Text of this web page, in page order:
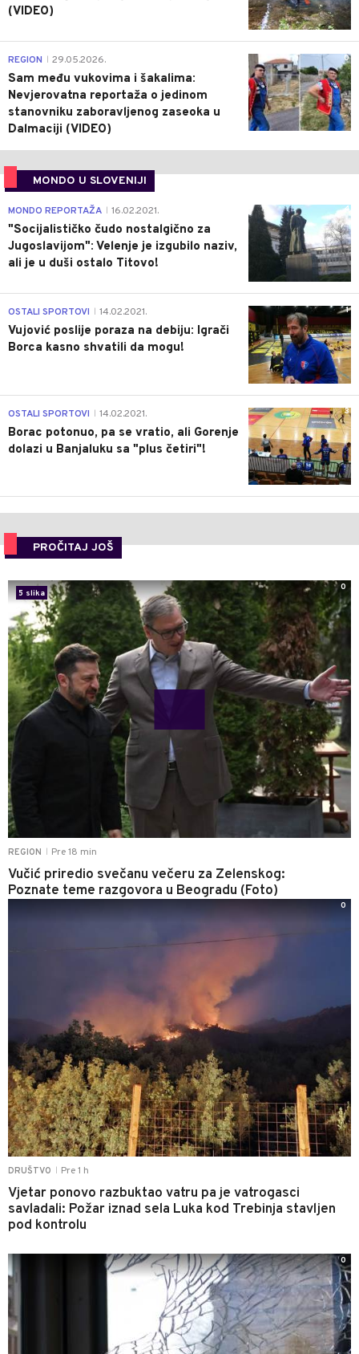
(VIDEO)
0
REGION 29.05.2026.
Sam među vukovima i šakalima:
Nevjerovatna reportaža o jedinom
stanovniku zaboravljenog zaseoka u
Dalmaciji (VIDEO)
MONDO U SLOVENIJI
4
MONDO REPORTAŽA 16.02.2021.
"Socijalističko čudo nostalgično za
Jugoslavijom": Velenje je izgubilo naziv,
ali je u duši ostalo Titovo!
1
OSTALI SPORTOVI 14.02.2021.
Vujović poslije poraza na debiju: Igrači
Borca kasno shvatili da mogu!
3
OSTALI SPORTOVI 14.02.2021.
Borac potonuo, pa se vratio, ali Gorenje
dolazi u Banjaluku sa "plus četiri"!
PROČITAJ JOŠ
REGION Pre 18 min
Vučić priredio svečanu večeru za Zelenskog:
Poznate teme razgovora u Beogradu (Foto)
5 slika
0
DRUŠTVO Pre 1 h
Vjetar ponovo razbuktao vatru pa je vatrogasci
savladali: Požar iznad sela Luka kod Trebinja stavljen
pod kontrolu
0
0